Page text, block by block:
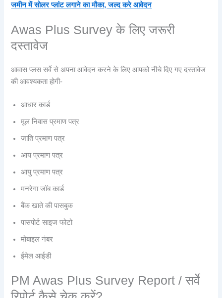
जमीन में सोलर प्लांट लगाने का मौका, जल्द करे आवेदन
Awas Plus Survey के लिए जरूरी
दस्तावेज
आवास प्लस सर्वे से अपना आवेदन करने के लिए आपको नीचे दिए गए दस्तावेज
की आवश्यकता होगी-
आधार कार्ड
मूल निवास प्रमाण पत्र
जाति प्रमाण पत्र
आय प्रमाण पत्र
आयु प्रमाण पत्र
मनरेगा जॉब कार्ड
बैंक खाते की पासबुक
पासपोर्ट साइज फोटो
मोबाइल नंबर
ईमेल आईडी
PM Awas Plus Survey Report / सर्वे